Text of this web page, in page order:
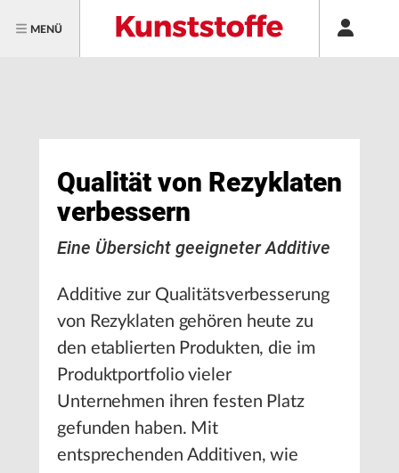
MENÜ
Qualität von Rezyklaten
verbessern
Eine Übersicht geeigneter Additive
Additive zur Qualitätsverbesserung
von Rezyklaten gehören heute zu
den etablierten Produkten, die im
Produktportfolio vieler
Unternehmen ihren festen Platz
gefunden haben. Mit
entsprechenden Additiven, wie